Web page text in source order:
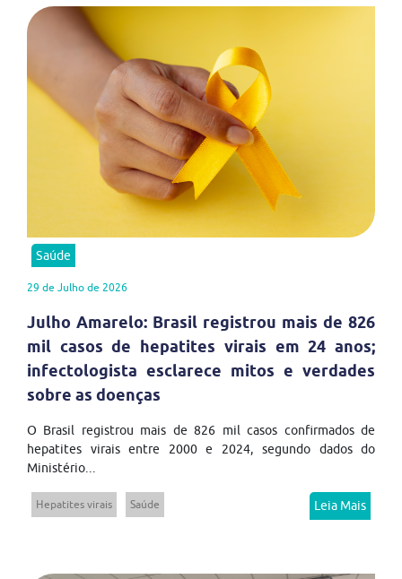
Saúde
29 de Julho de 2026
Julho Amarelo: Brasil registrou mais de 826
mil casos de hepatites virais em 24 anos;
infectologista esclarece mitos e verdades
sobre as doenças
O Brasil registrou mais de 826 mil casos confirmados de
hepatites virais entre 2000 e 2024, segundo dados do
Ministério...
Hepatites virais Saúde Leia Mais